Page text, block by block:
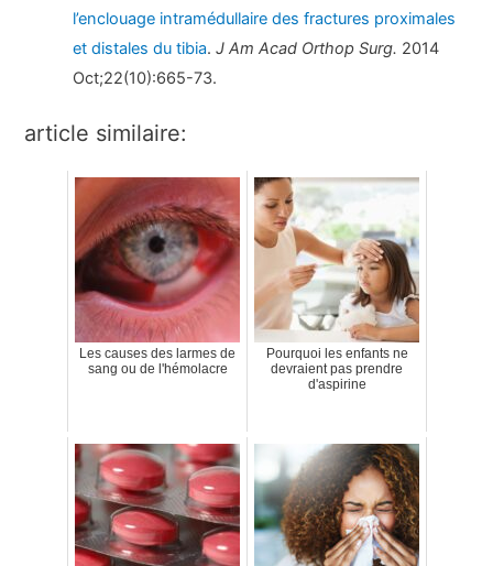
l’enclouage intramédullaire des fractures proximales
et distales du tibia.J Am Acad Orthop Surg. 2014
Oct;22(10):665-73.
article similaire:
Les causes des larmes de
sang ou de l'hémolacre
Pourquoi les enfants ne
devraient pas prendre
d'aspirine